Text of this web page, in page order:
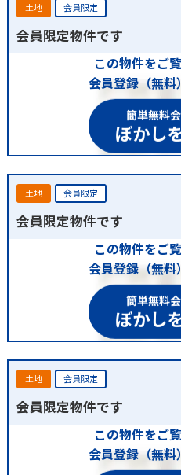
土地 会員限定
会員限定物件です
この物件をご
会員登録（無料
簡単無料
ぼかし
土地 会員限定
会員限定物件です
この物件をご
会員登録（無料
簡単無料
ぼかし
土地 会員限定
会員限定物件です
この物件をご
会員登録（無料